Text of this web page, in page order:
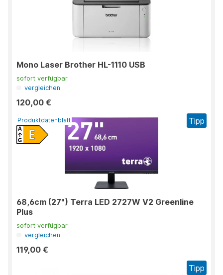
Mono Laser Brother HL-1110 USB
sofort verfügbar
vergleichen
120,00 €
Produktdatenblatt Tipp
68,6cm (27") Terra LED 2727W V2 Greenline
Plus
sofort verfügbar
vergleichen
119,00 €
Tipp